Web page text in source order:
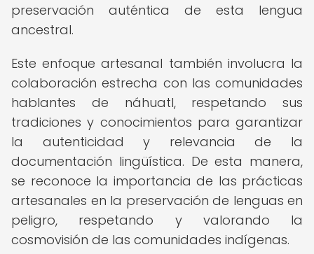
preservación auténtica de esta lengua
ancestral.
Este enfoque artesanal también involucra la
colaboración estrecha con las comunidades
hablantes de náhuatl, respetando sus
tradiciones y conocimientos para garantizar
la autenticidad y relevancia de la
documentación lingüística. De esta manera,
se reconoce la importancia de las prácticas
artesanales en la preservación de lenguas en
peligro, respetando y valorando la
cosmovisión de las comunidades indígenas.